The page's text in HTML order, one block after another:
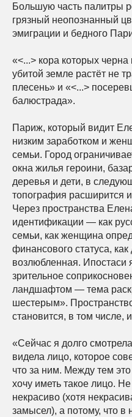
Большую часть палитры
грязный неопознанный
эмиграции и бедного
«<...> кора которых
убитой земле растёт не
плесень» и «<...>
балюстрада».
Париж, который видит
низким заработком и
семьи. Город
окна жилья героини,
деревья и дети, в
топография расширится
Через пространства
идентификации — как
семьи, как женщина
финансового статуса,
возлюбленная. Ипостаси
зрительное
ландшафтом — тема
шестерым».
становится, в том числе,
«Сейчас я долго
видела лицо, которое
что за ним. Между тем
хочу иметь такое лицо.
некрасиво (хотя
замысел), а потому, что в